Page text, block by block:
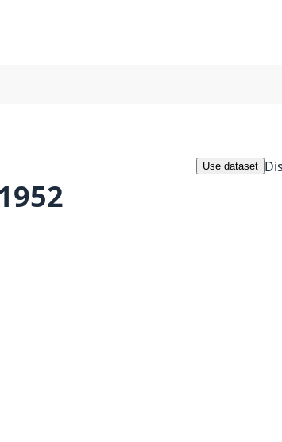
Use dataset